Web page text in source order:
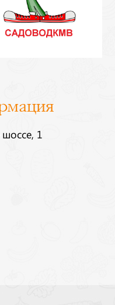
шоссе, 1